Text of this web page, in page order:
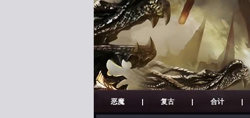
恶魔 | 复古 | 合计 |